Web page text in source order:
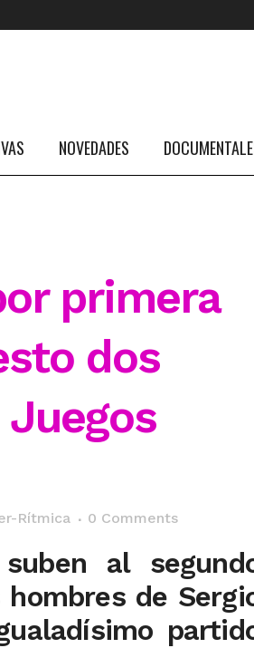
NOVEDADES
primera
dos
Rítmica 0 Comments
al
de